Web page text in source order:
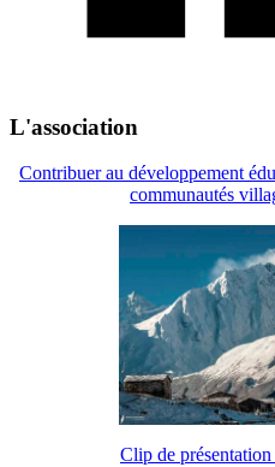
L'association
Contribuer au développement
communautés
Clip de